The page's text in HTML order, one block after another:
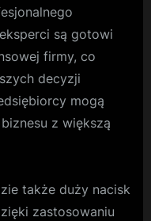
są gotowi
firmy, co
decyzji
mogą
z większą
także duży nacisk
zastosowaniu